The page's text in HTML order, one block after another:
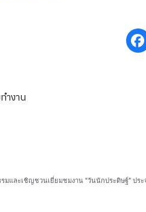
ำงาน
มและเชิญชวนเยี่ยมชมงาน “วันนักประดิษฐ์” ประ